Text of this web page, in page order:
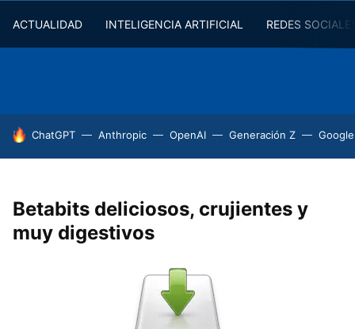
ACTUALIDAD INTELIGENCIA ARTIFICIAL REDES
HOY SE HABLA DE
ChatGPT Anthropic OpenAI Generación Z
Betabits deliciosos, crujientes y
muy digestivos